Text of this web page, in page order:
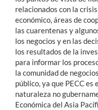
relacionados con la
económico, áreas de
las cuarentenas y
los negocios y en las
los resultados de la
para informar los
la comunidad de
público, ya que PECC
naturaleza no
Económica del Asia